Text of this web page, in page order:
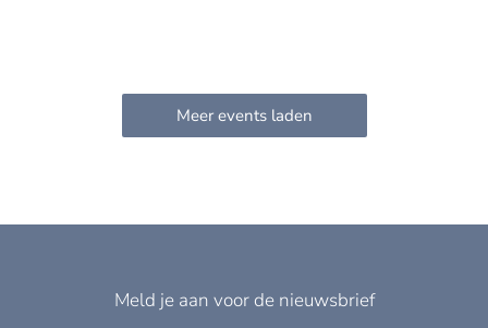
Meld je aan voor de nieuwsbrief